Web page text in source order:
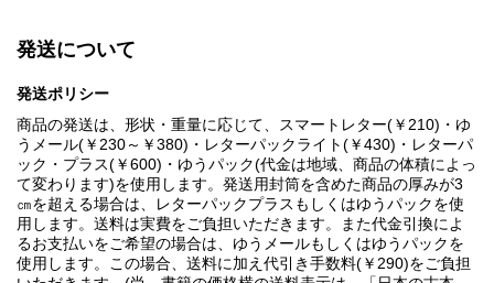
発送について
発送ポリシー
商品の発送は、形状・重量に応じて、スマートレター(￥210)・ゆ
うメール(￥230～￥380)・レターパックライト(￥430)・レターパ
ック・プラス(￥600)・ゆうパック(代金は地域、商品の体積によっ
て変わります)を使用します。発送用封筒を含めた商品の厚みが3
㎝を超える場合は、レターパックプラスもしくはゆうパックを使
用します。送料は実費をご負担いただきます。また代金引換によ
るお支払いをご希望の場合は、ゆうメールもしくはゆうパックを
使用します。この場合、送料に加え代引き手数料(￥290)をご負担